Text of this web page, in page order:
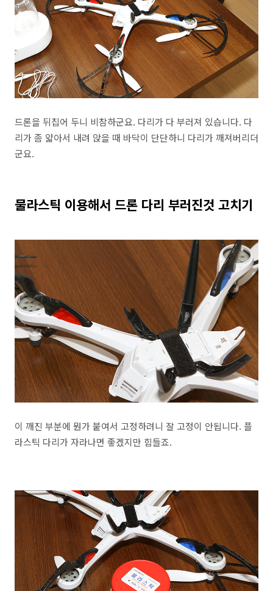
드론을 뒤집어 두니 비참하군요. 다리가 다 부러져 있습니다. 다
리가 좀 얇아서 내려 앉을 때 바닥이 단단하니 다리가 깨져버리더
군요.
물라스틱 이용해서 드론 다리 부러진것 고치기
이 깨진 부분에 뭔가 붙여서 고정하려니 잘 고정이 안됩니다. 플
라스틱 다리가 자라나면 좋겠지만 힘들죠.